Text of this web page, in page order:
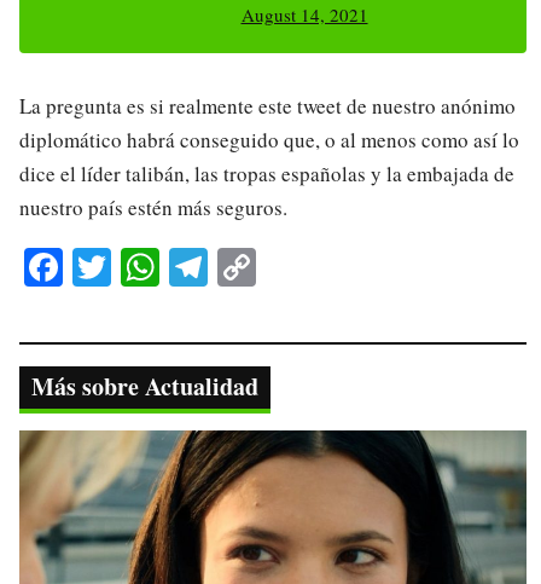
August 14, 2021
La pregunta es si realmente este tweet de nuestro anónimo
diplomático habrá conseguido que, o al menos como así lo
dice el líder talibán, las tropas españolas y la embajada de
nuestro país estén más seguros.
Fa
bo
ok
T
tte
r
W
ts
A
pp
Te
gr
a
m
y
Li
nk
Más sobre Actualidad